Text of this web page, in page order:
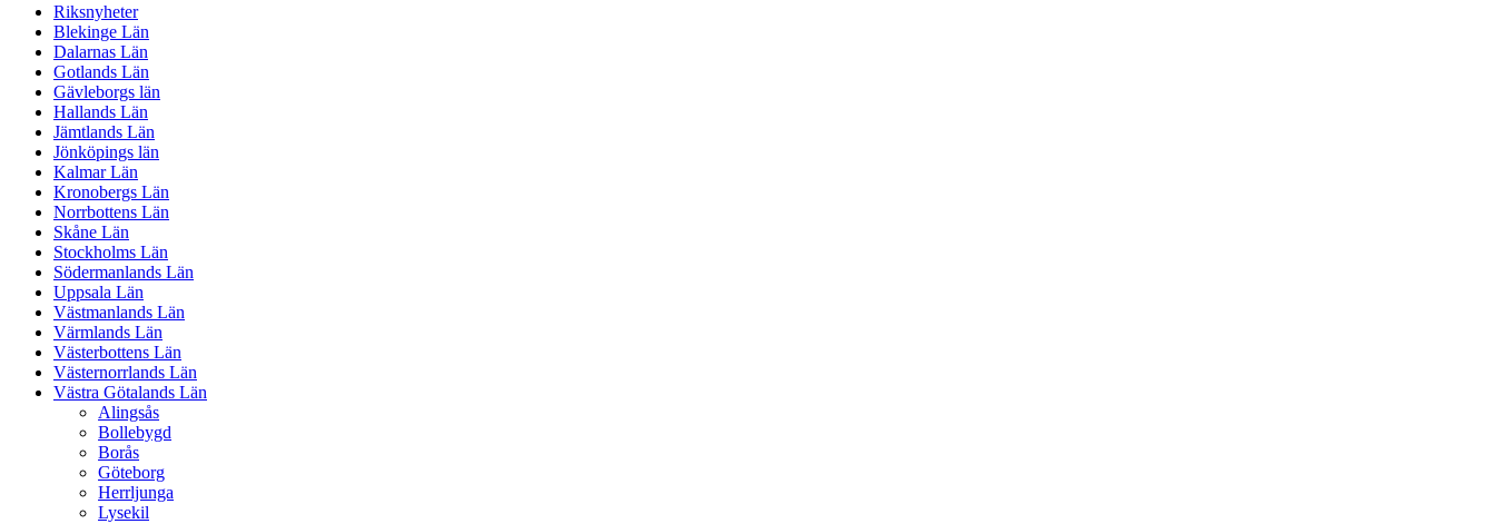
Riksnyheter
Blekinge Län
Dalarnas Län
Gotlands Län
Gävleborgs län
Hallands Län
Jämtlands Län
Jönköpings län
Kalmar Län
Kronobergs Län
Norrbottens Län
Skåne Län
Stockholms Län
Södermanlands Län
Uppsala Län
Västmanlands Län
Värmlands Län
Västerbottens Län
Västernorrlands Län
Västra Götalands Län
Alingsås
Bollebygd
Borås
Göteborg
Herrljunga
Lysekil